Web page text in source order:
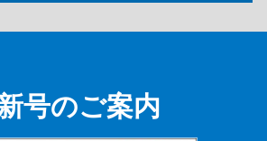
号のご案内